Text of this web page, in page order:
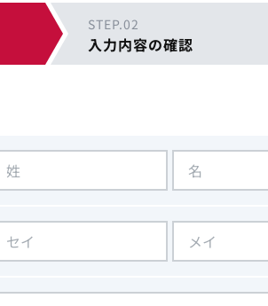
STEP.02
入力内容の確認